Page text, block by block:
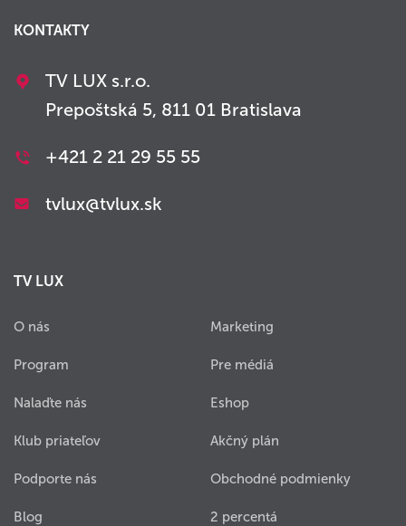
KONTAKTY
TV LUX s.r.o.
Prepoštská 5, 811 01 Bratislava
+421 2 21 29 55 55
tvlux@tvlux.sk
TV LUX
O nás
Program
Nalaďte nás
Klub priateľov
Podporte nás
Blog
Marketing
Pre médiá
Eshop
Akčný plán
Obchodné podmienky
2 percentá